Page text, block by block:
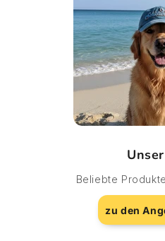
Beliebte
zu den